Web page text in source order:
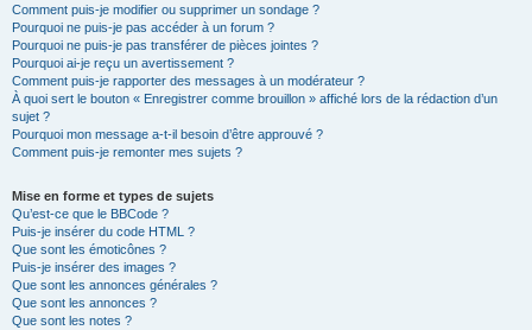
Comment puis-je modifier ou supprimer un sondage ?
Pourquoi ne puis-je pas accéder à un forum ?
Pourquoi ne puis-je pas transférer de pièces jointes ?
Pourquoi ai-je reçu un avertissement ?
Comment puis-je rapporter des messages à un modérateur ?
À quoi sert le bouton « Enregistrer comme brouillon » affiché lors de la rédaction d’un
sujet ?
Pourquoi mon message a-t-il besoin d’être approuvé ?
Comment puis-je remonter mes sujets ?
Mise en forme et types de sujets
Qu’est-ce que le BBCode ?
Puis-je insérer du code HTML ?
Que sont les émoticônes ?
Puis-je insérer des images ?
Que sont les annonces générales ?
Que sont les annonces ?
Que sont les notes ?